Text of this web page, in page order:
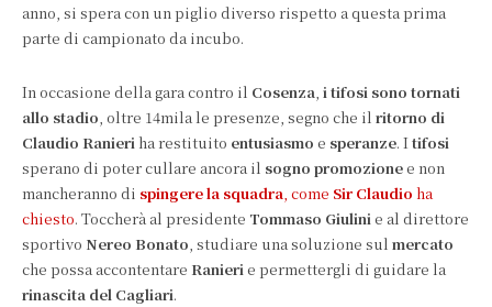
anno, si spera con un piglio diverso rispetto a questa prima
parte di campionato da incubo.
In occasione della gara contro il Cosenza, i tifosi sono tornati
allo stadio, oltre 14mila le presenze, segno che il ritorno di
Claudio Ranieri ha restituito entusiasmo e speranze. Itifosi
sperano di poter cullare ancora il sogno promozionee non
mancheranno di spingere la squadra, come Sir Claudio ha
chiesto. Toccherà al presidente Tommaso Giulinie al direttore
sportivo Nereo Bonato, studiare una soluzione sul mercato
che possa accontentare Ranierie permettergli di guidare la
rinascita del Cagliari.